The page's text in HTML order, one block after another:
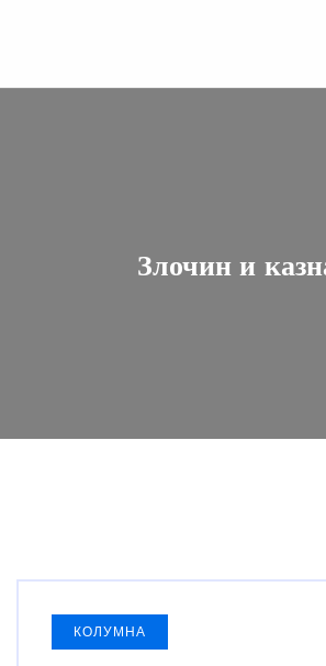
Злочин и
КОЛУМНА